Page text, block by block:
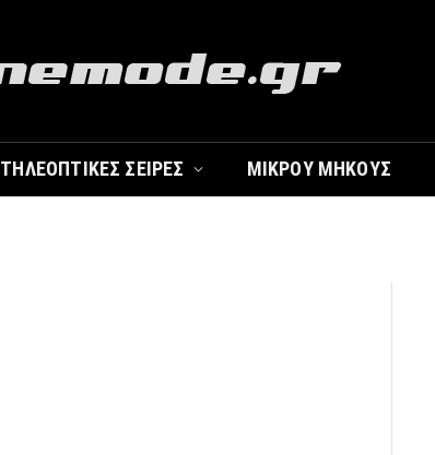
ΤΗΛΕΟΠΤΙΚΈΣ ΣΕΙΡΈΣ ΜΙΚΡΟΎ ΜΉΚΟΥΣ